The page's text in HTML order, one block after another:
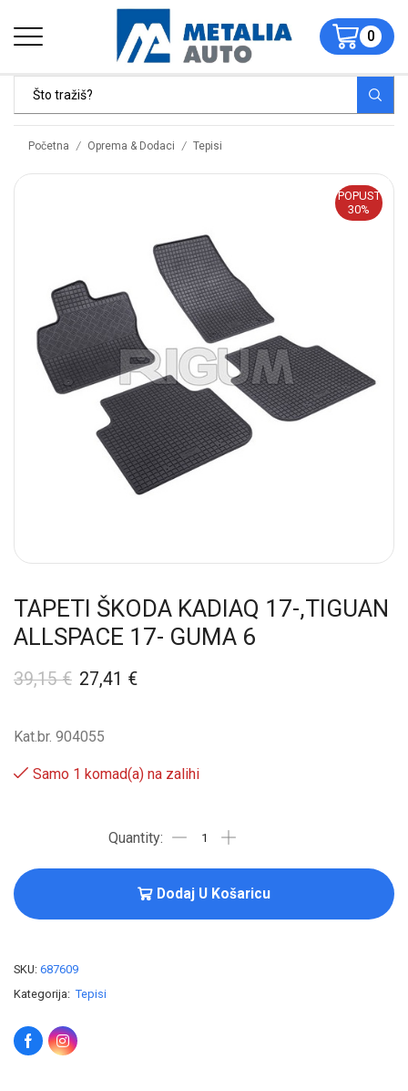
0
Početna / Oprema & Dodaci / Tepisi
POPUST
30%
TAPETI ŠKODA KADIAQ 17-,TIGUAN
ALLSPACE 17- GUMA 6
39,15€ 27,41 €
Kat.br. 904055
Samo 1 komad(a) na zalihi
Dodaj U Košaricu
SKU: 687609
Kategorija: Tepisi